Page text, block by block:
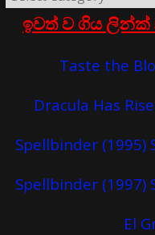
ඉවත් ව ගිය ලින්ක්
Taste the
Dracula Has
Spellbinder (1995)
Spellbinder (1997)
El